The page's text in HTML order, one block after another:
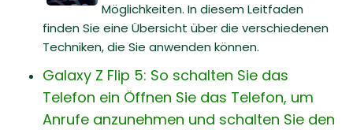
Möglichkeiten. In diesem Leitfaden
finden Sie eine Übersicht über die verschiedenen
Techniken, die Sie anwenden können.
Galaxy Z Flip 5: So schalten Sie das
Telefon ein Öffnen Sie das Telefon, um
Anrufe anzunehmen und schalten Sie den